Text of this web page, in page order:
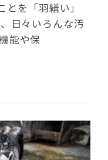
を「羽繕い」
日々いろんな汚
能や保